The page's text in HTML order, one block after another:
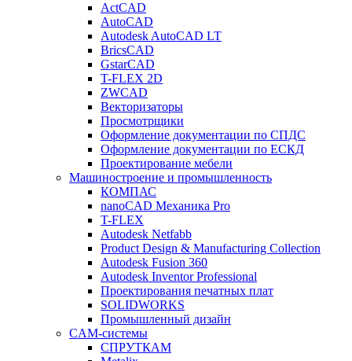
ActCAD
AutoCAD
Autodesk AutoCAD LT
BricsCAD
GstarCAD
T-FLEX 2D
ZWCAD
Векторизаторы
Просмотрщики
Оформление документации по СПДС
Оформление документации по ЕСКД
Проектирование мебели
Машиностроение и промышленность
КОМПАС
nanoCAD Механика Pro
T-FLEX
Autodesk Netfabb
Product Design & Manufacturing Collection
Autodesk Fusion 360
Autodesk Inventor Professional
Проектирования печатных плат
SOLIDWORKS
Промышленный дизайн
CAM-системы
СПРУТКAM